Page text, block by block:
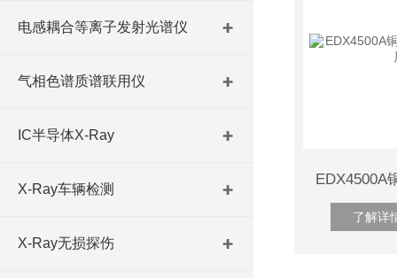
电感耦合等离子发射光谱仪
气相色谱质谱联用仪
IC半导体X-Ray
X-Ray车辆检测
X-Ray无损探伤
了解详